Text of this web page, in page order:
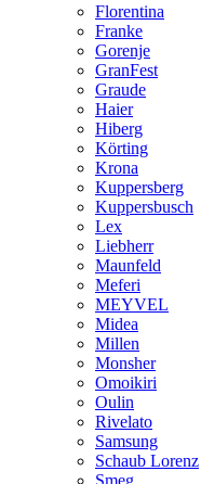
Florentina
Franke
Gorenje
GranFest
Graude
Haier
Hiberg
Körting
Krona
Kuppersberg
Kuppersbusch
Lex
Liebherr
Maunfeld
Meferi
MEYVEL
Midea
Millen
Monsher
Omoikiri
Oulin
Rivelato
Samsung
Schaub Lorenz
Smeg